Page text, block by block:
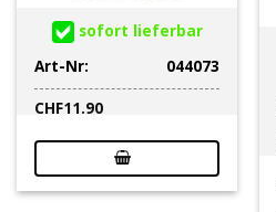
sofort lieferbar
Art-Nr:
044073
CHF11.90